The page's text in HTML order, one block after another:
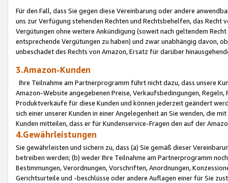
Für den Fall, dass Sie gegen diese Vereinbarung oder andere
uns zur Verfügung stehenden Rechten und Rechtsbehelfen, das
Vergütungen ohne weitere Ankündigung (soweit nach geltendem
entsprechende Vergütungen zu haben) und zwar unabhängig davon,
unbeschadet des Rechts von Amazon, Ersatz für darüber
3.Amazon-Kunden
Ihre Teilnahme am Partnerprogramm führt nicht dazu, dass unsere
Amazon-Website angegebenen Preise, Verkaufsbedingungen,
Produktverkäufe für diese Kunden und können jederzeit geändert
sich einer unserer Kunden in einer Angelegenheit an Sie wenden, die
Kunden mitteilen, dass er für Kundenservice-Fragen den auf der
4.Gewährleistungen
Sie gewährleisten und sichern zu, dass (a) Sie gemäß dieser
betreiben werden; (b) weder Ihre Teilnahme am Partnerprogramm
Bestimmungen, Verordnungen, Vorschriften, Anordnungen,
Gerichtsurteile und -beschlüsse oder andere Auflagen einer für Sie